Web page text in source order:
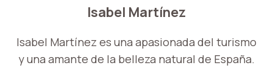
Isabel Martínez
Isabel Martínez es una apasionada del turismo
y una amante de la belleza natural de España.